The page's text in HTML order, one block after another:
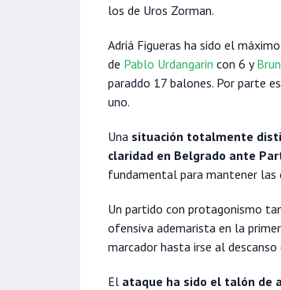
los de Uros Zorman.
Adriá Figueras ha sido el
de Pablo Urdangarin con 6 y
paraddo 17 balones. Por parte
uno.
Una situación totalmente
claridad en Belgrado ante
fundamental para mantener las
Un partido con protagonismo
ofensiva ademarista en la
marcador hasta irse al
El ataque ha sido el talón de